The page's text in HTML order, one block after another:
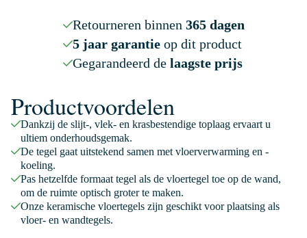
Retourneren binnen 365 dagen
5 jaar garantieop dit product
Gegarandeerd de laagste prijs
Productvoordelen
Dankzij de slijt-, vlek- en krasbestendige toplaag ervaart u
ultiem onderhoudsgemak.
De tegel gaat uitstekend samen met vloerverwarming en -
koeling.
Pas hetzelfde formaat tegel als de vloertegel toe op de wand,
om de ruimte optisch groter te maken.
Onze keramische vloertegels zijn geschikt voor plaatsing als
vloer- en wandtegels.